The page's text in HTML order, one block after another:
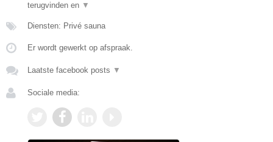
terugvinden en ▼
Diensten: Privé sauna
Er wordt gewerkt op afspraak.
Laatste facebook posts ▼
Sociale media: